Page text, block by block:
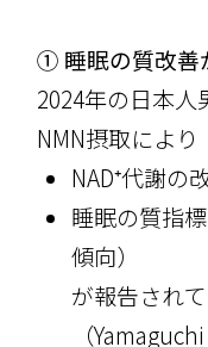
① 睡眠の質改善
2024年の日本人
NMN摂取により
NAD⁺代謝の
睡眠の質指
傾向）
が報告されて
（